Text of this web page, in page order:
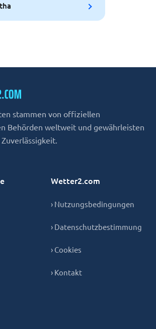
stammen von offiziellen
Behörden weltweit und gewährleisten
Wetter2.com
› Nutzungsbedingungen
› Datenschutzbestimmung
› Cookies
› Kontakt